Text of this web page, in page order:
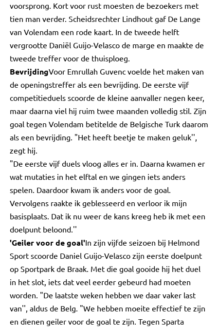
voorsprong. Kort voor rust moesten de bezoekers met
tien man verder. Scheidsrechter Lindhout gaf De Lange
van Volendam een rode kaart. In de tweede helft
vergrootte Daniël Guijo-Velasco de marge en maakte de
tweede treffer voor de thuisploeg.
BevrijdingVoor Emrullah Guvenc voelde het maken van
de openingstreffer als een bevrijding. De eerste vijf
competitieduels scoorde de kleine aanvaller negen keer,
maar daarna viel hij ruim twee maanden volledig stil. Zijn
goal tegen Volendam betitelde de Belgische Turk daarom
als een bevrijding. "Het heeft beetje te maken geluk'',
zegt hij.
"De eerste vijf duels vloog alles er in. Daarna kwamen er
wat mutaties in het elftal en we gingen iets anders
spelen. Daardoor kwam ik anders voor de goal.
Vervolgens raakte ik geblesseerd en verloor ik mijn
basisplaats. Dat ik nu weer de kans kreeg heb ik met een
doelpunt beloond.''
'Geiler voor de goal'In zijn vijfde seizoen bij Helmond
Sport scoorde Daniel Guijo-Velasco zijn eerste doelpunt
op Sportpark de Braak. Met die goal gooide hij het duel
in het slot, iets dat veel eerder gebeurd had moeten
worden. "De laatste weken hebben we daar vaker last
van'', aldus de Belg. "We hebben moeite effectief te zijn
en dienen geiler voor de goal te zijn. Tegen Sparta